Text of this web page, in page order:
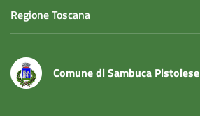
Regione Toscana
Comune di Sambuca Pistoiese